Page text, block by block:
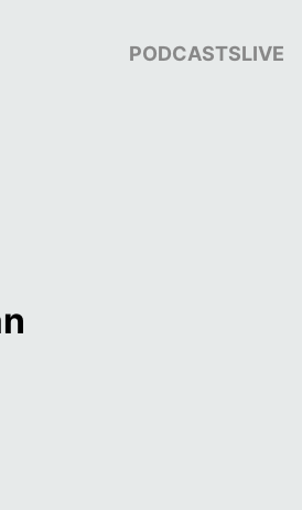
PODCASTSLIVE